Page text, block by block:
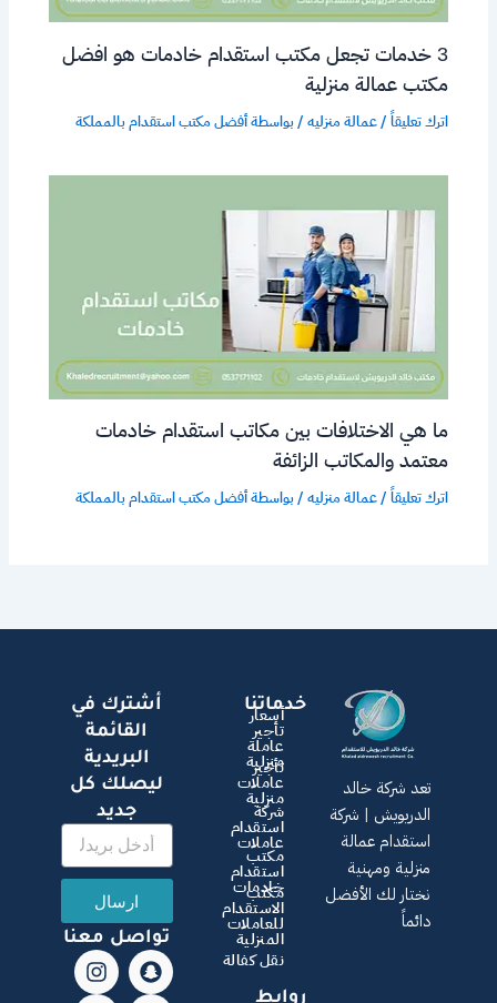
3 خدمات تجعل مكتب استقدام خادمات هو افضل
مكتب عمالة منزلية
اترك تعليقاً /عمالة منزليه / بواسطةأفضل مكتب استقدام بالمملكة
ما هي الاختلافات بين مكاتب استقدام خادمات
معتمد والمكاتب الزائفة
اترك تعليقاً /عمالة منزليه / بواسطةأفضل مكتب استقدام بالمملكة
أشترك في
القائمة
البريدية
ليصلك كل
جديد
ارسال
تواصل معنا
S
n
I
n
X
-
T
i
W
h
خدماتنا
أسعار
تأجير
عاملة
منزلية
تأجير
عاملات
منزلية
شركة
استقدام
عاملات
مكتب
استقدام
خادمات
مكتب
الاستقدام
للعاملات
المنزلية
نقل كفالة
روابط
تعد شركة خالد
الدريويش | شركة
استقدام عمالة
منزلية ومهنية
نختار لك الأفضل
دائماً